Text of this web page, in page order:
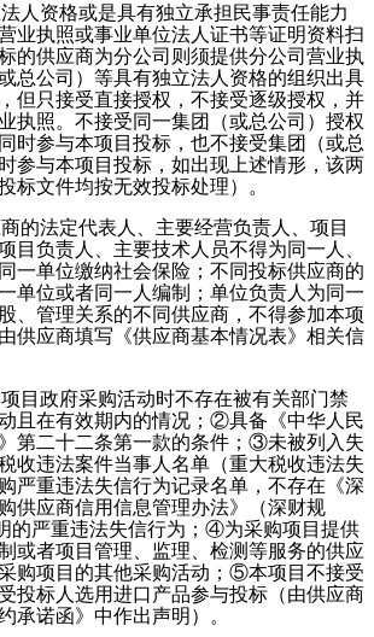
人资格或是具有独立承担民事责任能力
业执照或事业单位法人证书等证明资料扫
的供应商为分公司则须提供分公司营业执
总公司）等具有独立法人资格的组织出具
但只接受直接授权，不接受逐级授权，并
执照。不接受同一集团（或总公司）授权
时参与本项目投标，也不接受集团（或总
参与本项目投标，如出现上述情形，该两
标文件均按无效投标处理）。
的法定代表人、主要经营负责人、项目
目负责人、主要技术人员不得为同一人、
一单位缴纳社会保险；不同投标供应商的
单位或者同一人编制；单位负责人为同一
、管理关系的不同供应商，不得参加本项
供应商填写《供应商基本情况表》相关信
目政府采购活动时不存在被有关部门禁
且在有效期内的情况；②具备《中华人民
第二十二条第一款的条件；③未被列入失
收违法案件当事人名单（重大税收违法失
严重违法失信行为记录名单，不存在《深
供应商信用信息管理办法》（深财规
的严重违法失信行为；④为采购项目提供
或者项目管理、监理、检测等服务的供应
购项目的其他采购活动；⑤本项目不接受
投标人选用进口产品参与投标（由供应商
承诺函》中作出声明）。